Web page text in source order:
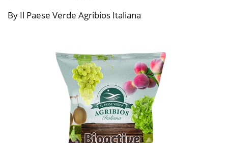
By Il Paese Verde Agribios Italiana